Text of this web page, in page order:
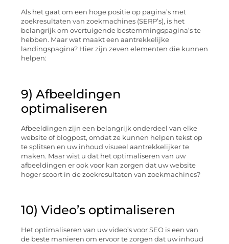
Als het gaat om een ​​hoge positie op pagina’s met
zoekresultaten van zoekmachines (SERP’s), is het
belangrijk om overtuigende bestemmingspagina’s te
hebben. Maar wat maakt een aantrekkelijke
landingspagina? Hier zijn zeven elementen die kunnen
helpen:
9) Afbeeldingen
optimaliseren
Afbeeldingen zijn een belangrijk onderdeel van elke
website of blogpost, omdat ze kunnen helpen tekst op
te splitsen en uw inhoud visueel aantrekkelijker te
maken. Maar wist u dat het optimaliseren van uw
afbeeldingen er ook voor kan zorgen dat uw website
hoger scoort in de zoekresultaten van zoekmachines?
10) Video’s optimaliseren
Het optimaliseren van uw video’s voor SEO is een van
de beste manieren om ervoor te zorgen dat uw inhoud